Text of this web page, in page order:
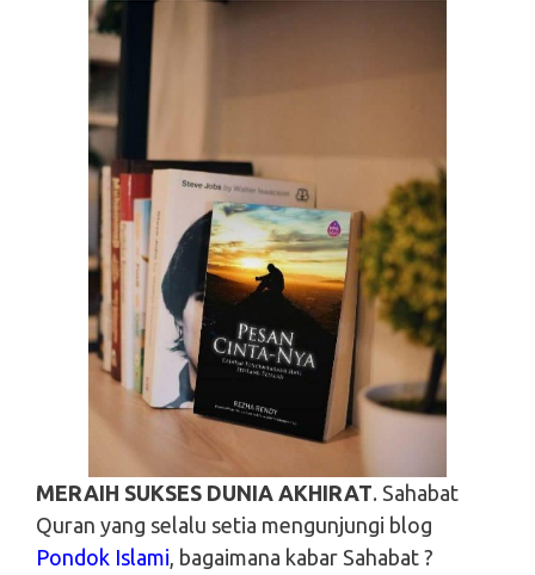
MERAIH SUKSES DUNIA AKHIRAT. Sahabat
Quran yang selalu setia mengunjungi blog
Pondok Islami , bagaimana kabar Sahabat ?